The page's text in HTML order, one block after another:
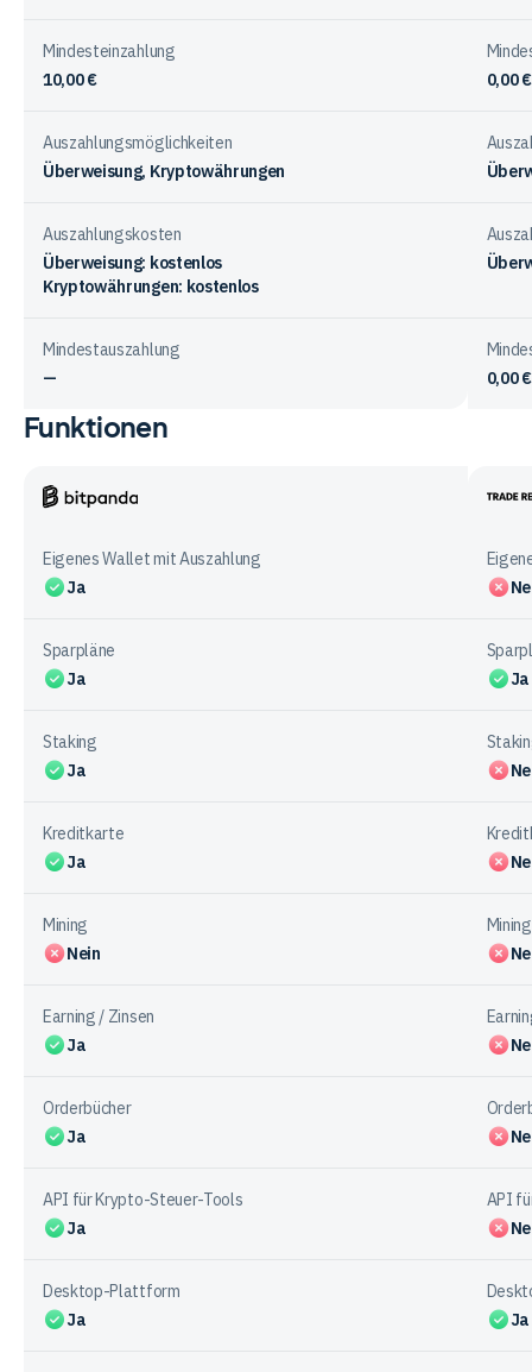
Mindesteinzahlung
10,00 €
0,00 €
Auszahlungsmöglichkeiten
Überweisung, Kryptowährungen
Auszahlungskosten
Überweisung: kostenlos
Kryptowährungen: kostenlos
Mindestauszahlung
—
0,00 €
Vergleichstabelle
Ein-
bei
den
Funktionen
Eigenes Wallet mit Auszahlung
Ja
Sparpläne
Ja
Ja
Staking
Ja
Kreditkarte
Ja
Mining
Nein
Mining
Earning / Zinsen
Ja
Orderbücher
Ja
API für Krypto-Steuer-Tools
Ja
API
Desktop-Plattform
Ja
Ja